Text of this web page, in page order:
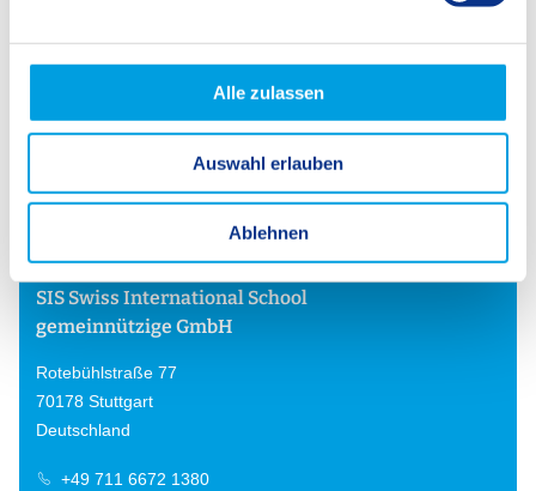
Alle zulassen
Auswahl erlauben
Ablehnen
SIS Swiss International School
gemeinnützige GmbH
Rotebühlstraße 77
70178 Stuttgart
Deutschland
+49 711 6672 1380